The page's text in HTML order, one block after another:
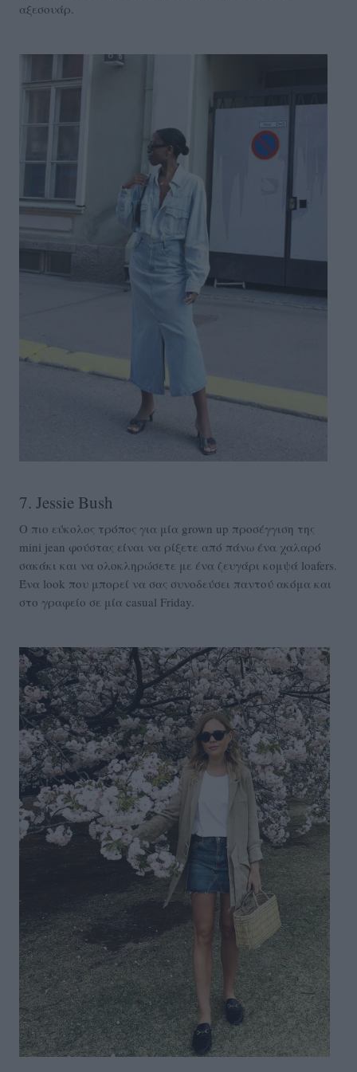
αξεσουάρ.
7. Jessie Bush
Ο πιο εύκολος τρόπος για μία grown up προσέγγιση της
mini jean φούστας είναι να ρίξετε από πάνω ένα χαλαρό
σακάκι και να ολοκληρώσετε με ένα ζευγάρι κομψά loafers.
Ένα look που μπορεί να σας συνοδεύσει παντού ακόμα και
στο γραφείο σε μία casual Friday.